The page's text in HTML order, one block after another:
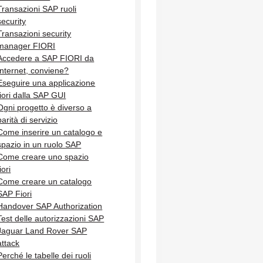
SAP ruoli
security
FIORI
a SAP FIORI da
conviene?
una applicazione
dalla SAP GUI
progetto è diverso a
di servizio
inserire un catalogo e
in un ruolo SAP
creare uno spazio
creare un catalogo
Fiori
SAP Authorization
delle autorizzazioni SAP
Land Rover SAP
le tabelle dei ruoli